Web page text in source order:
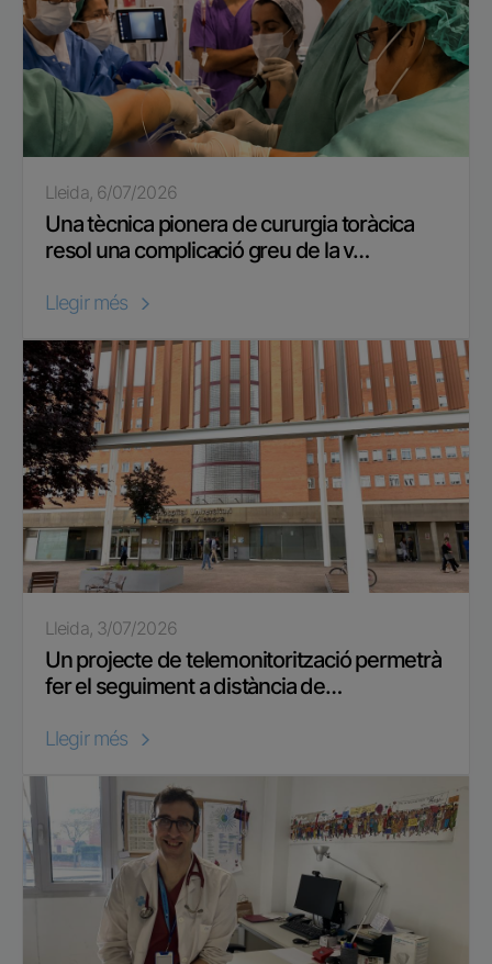
Lleida, 6/07/2026
Una tècnica pionera de cururgia toràcica
resol una complicació greu de la v…
Llegir més
Lleida, 3/07/2026
Un projecte de telemonitorització permetrà
fer el seguiment a distància de…
Llegir més